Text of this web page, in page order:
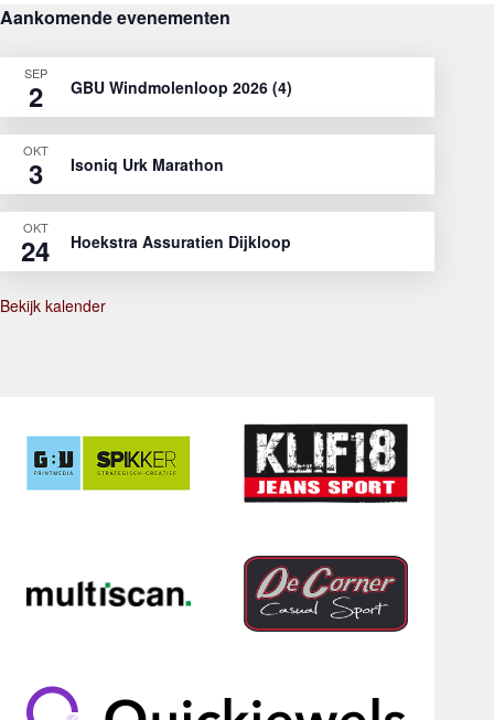
Aankomende evenementen
SEP
2 GBU Windmolenloop 2026 (4)
OKT
3 Isoniq Urk Marathon
OKT
24 Hoekstra Assuratien Dijkloop
Bekijk kalender